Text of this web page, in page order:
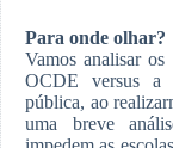
Para onde olhar?
Vamos analisar
OCDE versus a
pública, ao
uma breve